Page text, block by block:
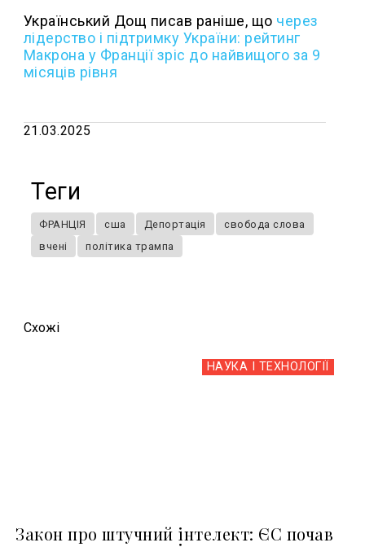
Український Дощ писав раніше, що через
лідерство і підтримку України: рейтинг
Макрона у Франції зріс до найвищого за 9
місяців рівня
21.03.2025
Теги
ФРАНЦІЯ сша Депортація
свобода слова
вчені
політика трампа
Схожi
НАУКА І ТЕХНОЛОГІЇ
Закон про штучний інтелект: ЄС почав